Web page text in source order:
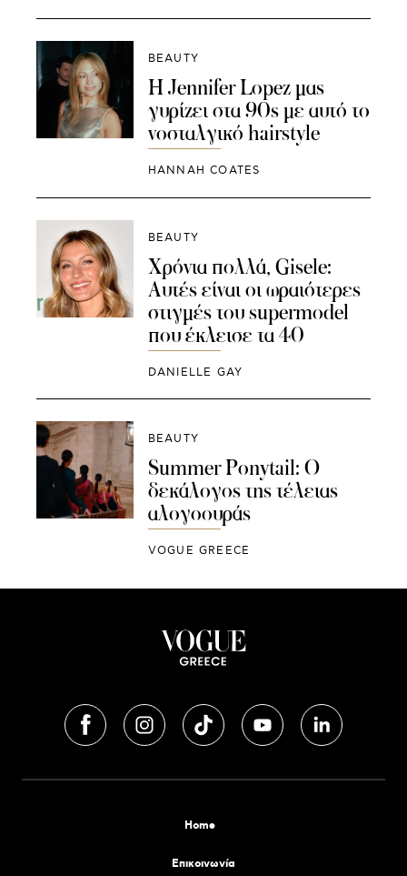
BEAUTY
Η Jennifer Lopez μας
γυρίζει στα 90s με αυτό το
νοσταλγικό hairstyle
HANNAH COATES
BEAUTY
Χρόνια πολλά, Gisele:
Αυτές είναι οι ωραιότερες
στιγμές του supermodel
που έκλεισε τα 40
DANIELLE GAY
BEAUTY
Summer Ponytail: Ο
δεκάλογος της τέλειας
αλογοουράς
VOGUE GREECE
Home
Επικοινωνία